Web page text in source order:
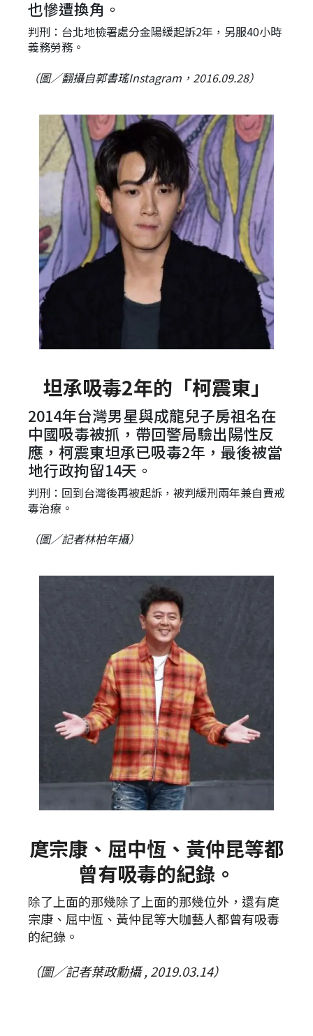
也慘遭換角。
判刑：台北地檢署處分金陽緩起訴2年，另服40小時
義務勞務。
（圖／翻攝自郭書瑤Instagram，2016.09.28）
坦承吸毒2年的「柯震東」
2014年台灣男星與成龍兒子房祖名在
中國吸毒被抓，帶回警局驗出陽性反
應，柯震東坦承已吸毒2年，最後被當
地行政拘留14天。
判刑：回到台灣後再被起訴，被判緩刑兩年兼自費戒
毒治療。
（圖／記者林柏年攝）
庹宗康、屈中恆、黃仲昆等都
曾有吸毒的紀錄。
除了上面的那幾除了上面的那幾位外，還有庹
宗康、屈中恆、黃仲昆等大咖藝人都曾有吸毒
的紀錄。
（圖／記者葉政勳攝 , 2019.03.14）